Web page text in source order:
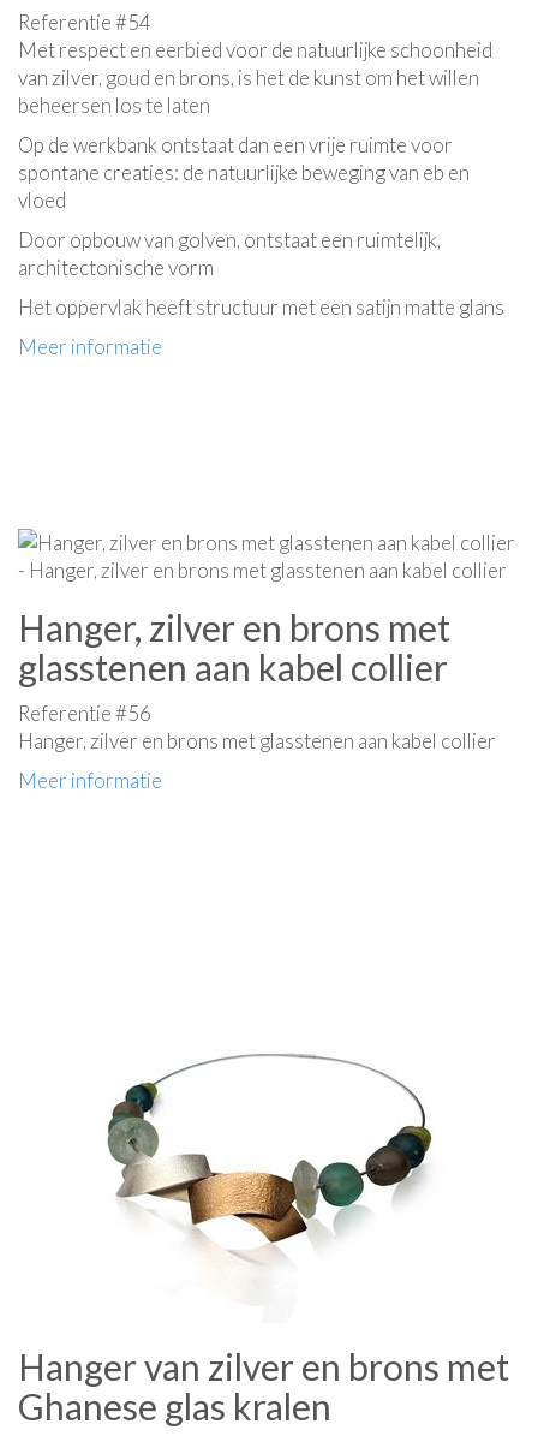
Referentie #54
Met respect en eerbied voor de natuurlijke schoonheid
van zilver, goud en brons, is het de kunst om het willen
beheersen los te laten
Op de werkbank ontstaat dan een vrije ruimte voor
spontane creaties: de natuurlijke beweging van eb en
vloed
Door opbouw van golven, ontstaat een ruimtelijk,
architectonische vorm
Het oppervlak heeft structuur met een satijn matte glans
Meer informatie
Hanger, zilver en brons met
glasstenen aan kabel collier
Referentie #56
Hanger, zilver en brons met glasstenen aan kabel collier
Meer informatie
Hanger van zilver en brons met
Ghanese glas kralen